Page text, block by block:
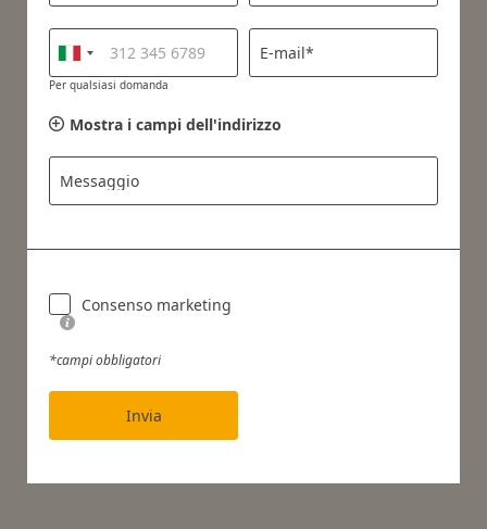
Per qualsiasi domanda
E-mail*
Mostra i campi dell'indirizzo
Messaggio
Consenso marketing
*campi obbligatori
Invia